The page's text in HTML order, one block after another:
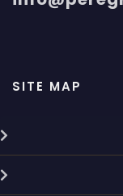
SITE MAP